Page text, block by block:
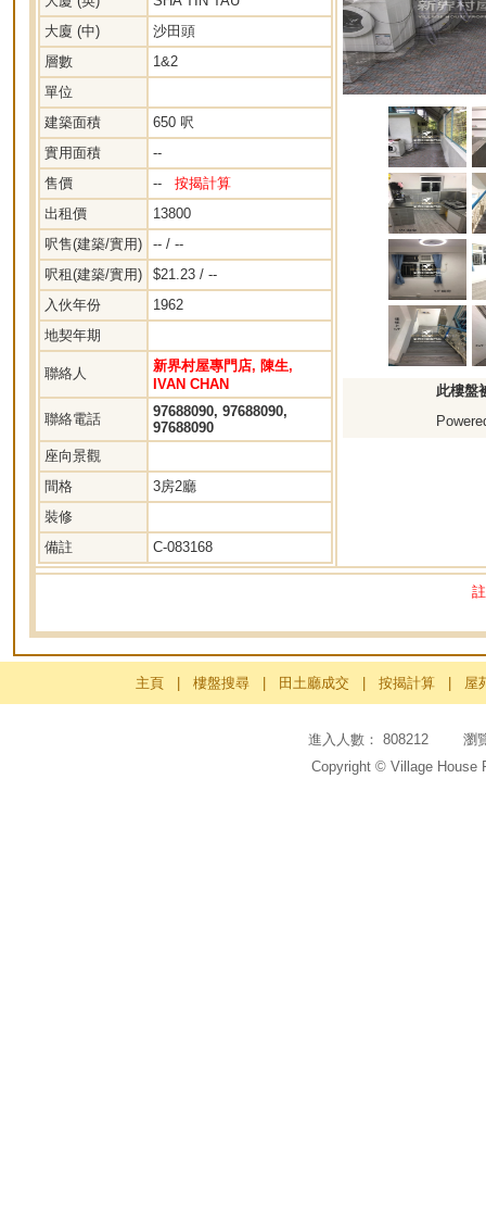
大廈 (中)
沙田頭
層數
1&2
單位
建築面積
650 呎
實用面積
--
售價
-- 按揭計算
出租價
13800
呎售(建築/實用)
-- / --
呎租(建築/實用)
$21.23 / --
入伙年份
1962
地契年期
聯絡人
新界村屋專門店, 陳生,
IVAN CHAN
聯絡電話
97688090, 97688090,
97688090
座向景觀
間格
3房2廳
裝修
備註
C-083168
此樓盤
主頁 樓盤搜尋 田土廳成交 按揭計算 屋
進入人數： 808212 瀏
Copyright © Village House